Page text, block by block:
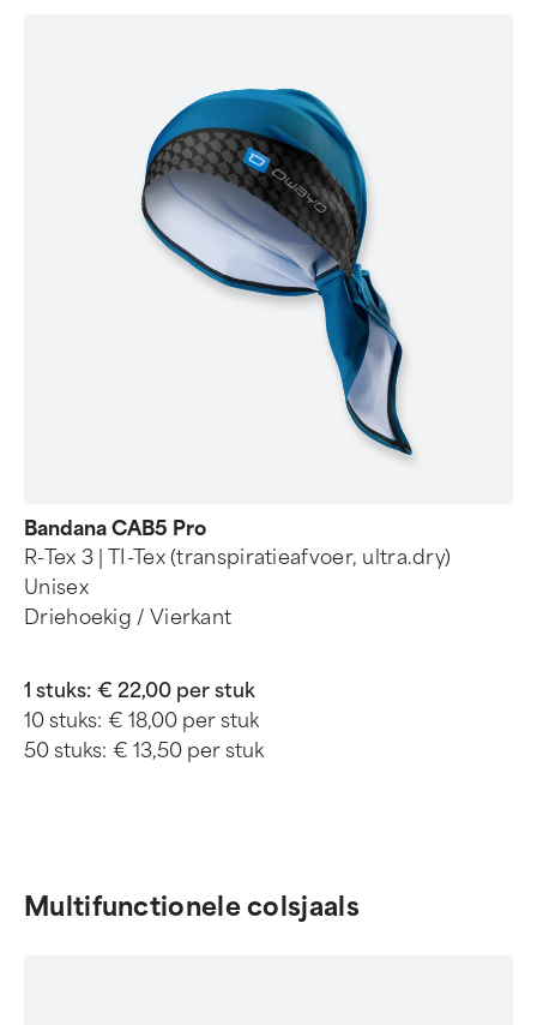
Bandana CAB5 Pro
R-Tex 3 | TI-Tex (transpiratieafvoer, ultra.dry)
Unisex
Driehoekig / Vierkant
1 stuks: € 22,00 per stuk
10 stuks: € 18,00 per stuk
50 stuks: € 13,50 per stuk
Multifunctionele colsjaals